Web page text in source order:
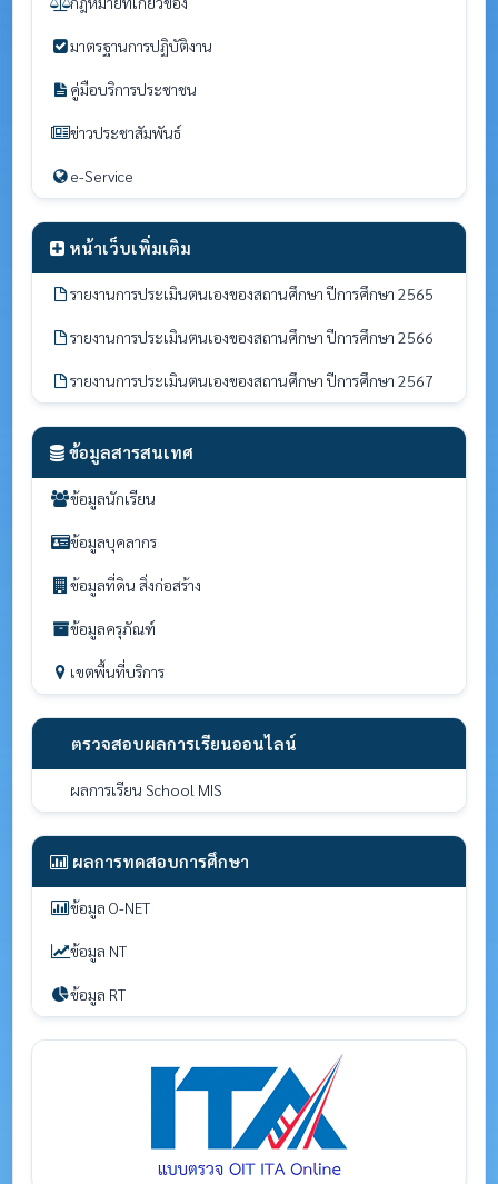
มาตรฐานการปฏิบัติงาน
คู่มือบริการประชาชน
ข่าวประชาสัมพันธ์
e-Service
หน้าเว็บเพิ่มเติม
รายงานการประเมินตนเองของสถานศึกษา ปีการศึกษา 2565
รายงานการประเมินตนเองของสถานศึกษา ปีการศึกษา 2566
รายงานการประเมินตนเองของสถานศึกษา ปีการศึกษา 2567
ข้อมูลสารสนเทศ
ข้อมูลนักเรียน
ข้อมูลบุคลากร
ข้อมูลที่ดิน สิ่งก่อสร้าง
ข้อมูลครุภัณฑ์
เขตพื้นที่บริการ
ตรวจสอบผลการเรียนออนไลน์
ผลการเรียน School MIS
ผลการทดสอบการศึกษา
ข้อมูล O-NET
ข้อมูล NT
ข้อมูล RT